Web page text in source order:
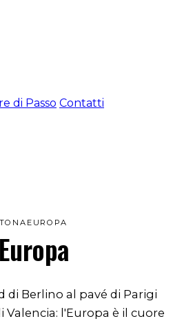
di Passo Contatti
EUROPA
di Berlino al pavé di Parigi
l'Europa è il cuore